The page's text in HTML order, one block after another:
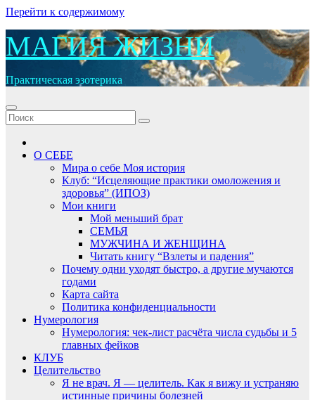
Перейти к содержимому
МАГИЯ ЖИЗНИ
Практическая эзотерика
О СЕБЕ
Мира о себе Моя история
Клуб: “Исцеляющие практики омоложения и
здоровья” (ИПОЗ)
Мои книги
Мой меньший брат
СЕМЬЯ
МУЖЧИНА И ЖЕНЩИНА
Читать книгу “Взлеты и падения”
Почему одни уходят быстро, а другие мучаются
годами
Карта сайта
Политика конфиденциальности
Нумерология
Нумерология: чек-лист расчёта числа судьбы и 5
главных фейков
КЛУБ
Целительство
Я не врач. Я — целитель. Как я вижу и устраняю
истинные причины болезней